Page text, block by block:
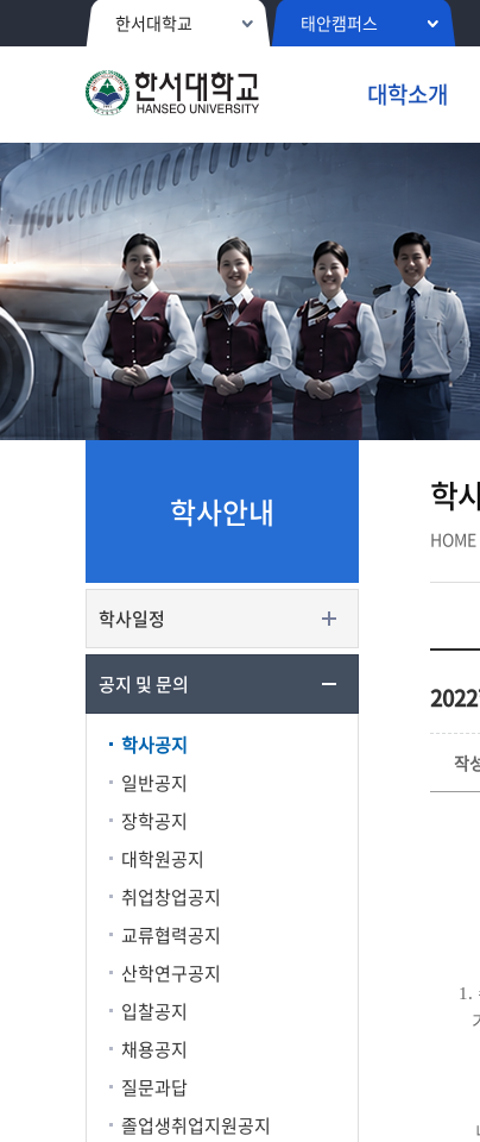
한서대학교 태안캠퍼스
대학소개
학사안내
학사일정
공지 및 문의
학사공지
일반공지
장학공지
대학원공지
취업창업공지
교류협력공지
산학연구공지
입찰공지
채용공지
질문과답
졸업생취업지원공지
학
HOME
작
1.